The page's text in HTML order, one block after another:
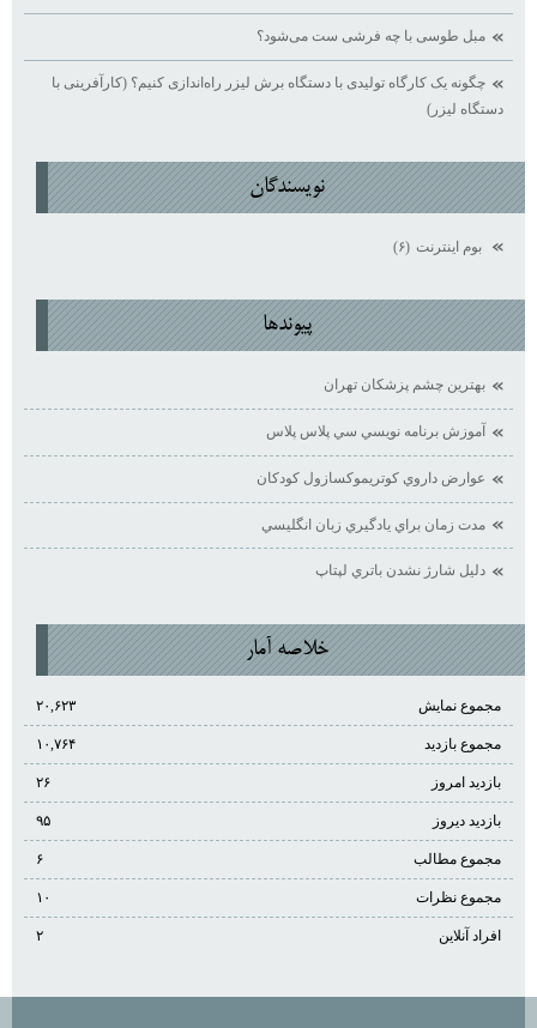
مبل طوسی با چه فرشی ست می‌شود؟
چگونه یک کارگاه تولیدی با دستگاه برش لیزر راه‌اندازی کنیم؟ (کارآفرینی با
دستگاه لیزر)
نويسندگان
بوم اينترنت (۶)
پيوندها
بهترين چشم پزشكان تهران
آموزش برنامه نويسي سي پلاس پلاس
عوارض داروي كوتريموكسازول كودكان
مدت زمان براي يادگيري زبان انگليسي
دليل شارژ نشدن باتري لپتاپ
خلاصه آمار
مجموع نمایش‌ ۲۰,۶۲۳
مجموع بازدید ۱۰,۷۶۴
بازدید امروز ۲۶
بازدید دیروز ۹۵
مجموع مطالب ۶
مجموع نظرات ۱۰
افراد آنلاین ۲